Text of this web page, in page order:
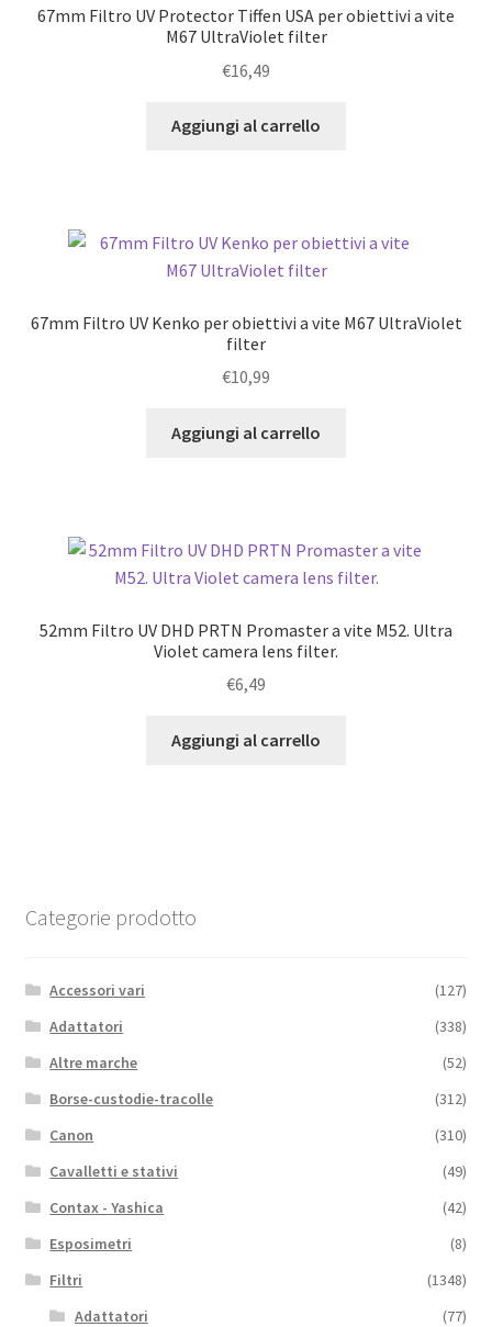
67mm Filtro UV Protector Tiffen USA per obiettivi a vite
M67 UltraViolet filter
€16,49
Aggiungi al carrello
67mm Filtro UV Kenko per obiettivi a vite M67 UltraViolet
filter
€10,99
Aggiungi al carrello
52mm Filtro UV DHD PRTN Promaster a vite M52. Ultra
Violet camera lens filter.
€6,49
Aggiungi al carrello
Categorie prodotto
Accessori vari
(127)
Adattatori
(338)
Altre marche
(52)
Borse-custodie-tracolle
(312)
Canon
(310)
Cavalletti e stativi
(49)
Contax - Yashica
(42)
Esposimetri
(8)
Filtri
(1348)
Adattatori
(77)